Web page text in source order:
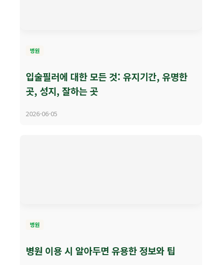
병원
입술필러에 대한 모든 것: 유지기간, 유명한
곳, 성지, 잘하는 곳
2026-06-05
병원
병원 이용 시 알아두면 유용한 정보와 팁